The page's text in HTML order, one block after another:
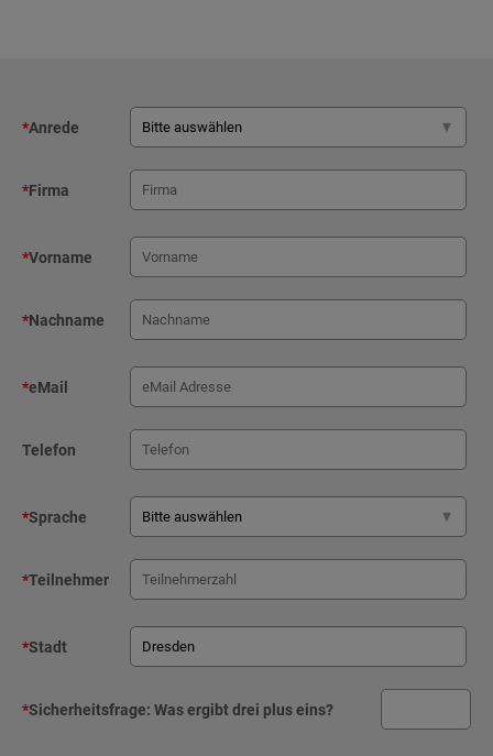
*Anrede
*Firma
*Vorname
*Nachname
*eMail
Telefon
*Sprache
*Teilnehmer
*Stadt
*Sicherheitsfrage: Was ergibt drei plus eins?